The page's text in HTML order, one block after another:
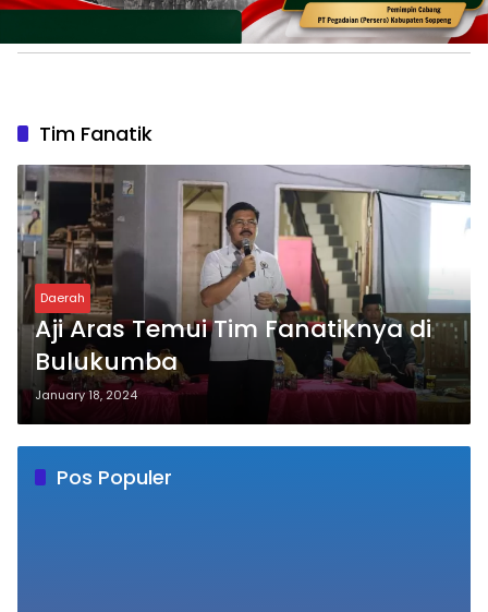
Tim Fanatik
Daerah
Aji Aras Temui Tim Fanatiknya di
Bulukumba
January 18, 2024
Pos Populer